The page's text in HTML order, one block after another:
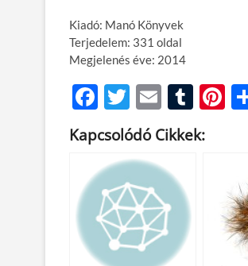
Kiadó: Manó Könyvek
Terjedelem: 331 oldal
Megjelenés éve: 2014
F
ac
e
b
o
o
k
T
w
itt
er
E
m
ail
T
u
m
Pi
t
Kapcsolódó Cikkek: